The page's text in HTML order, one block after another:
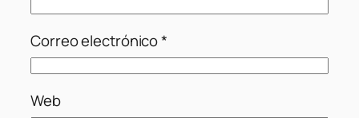
Correo electrónico*
Web